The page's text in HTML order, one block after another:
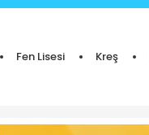
Fen Lisesi Kreş